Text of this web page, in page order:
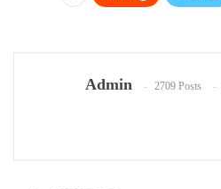
Admin 2709 Posts